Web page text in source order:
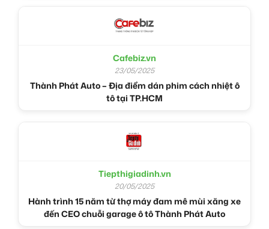
Cafebiz.vn
23/05/2025
Thành Phát Auto – Địa điểm dán phim cách nhiệt ô
tô tại TP.HCM
Tiepthigiadinh.vn
20/05/2025
Hành trình 15 năm từ thợ máy đam mê mùi xăng xe
đến CEO chuỗi garage ô tô Thành Phát Auto